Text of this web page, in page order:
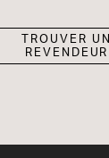
TROUVER UN
REVENDEUR